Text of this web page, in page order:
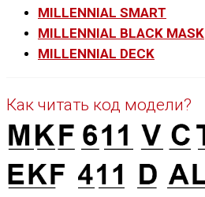
MILLENNIAL SMART
MILLENNIAL BLACK MASK
MILLENNIAL DECK
Как читать код модели?